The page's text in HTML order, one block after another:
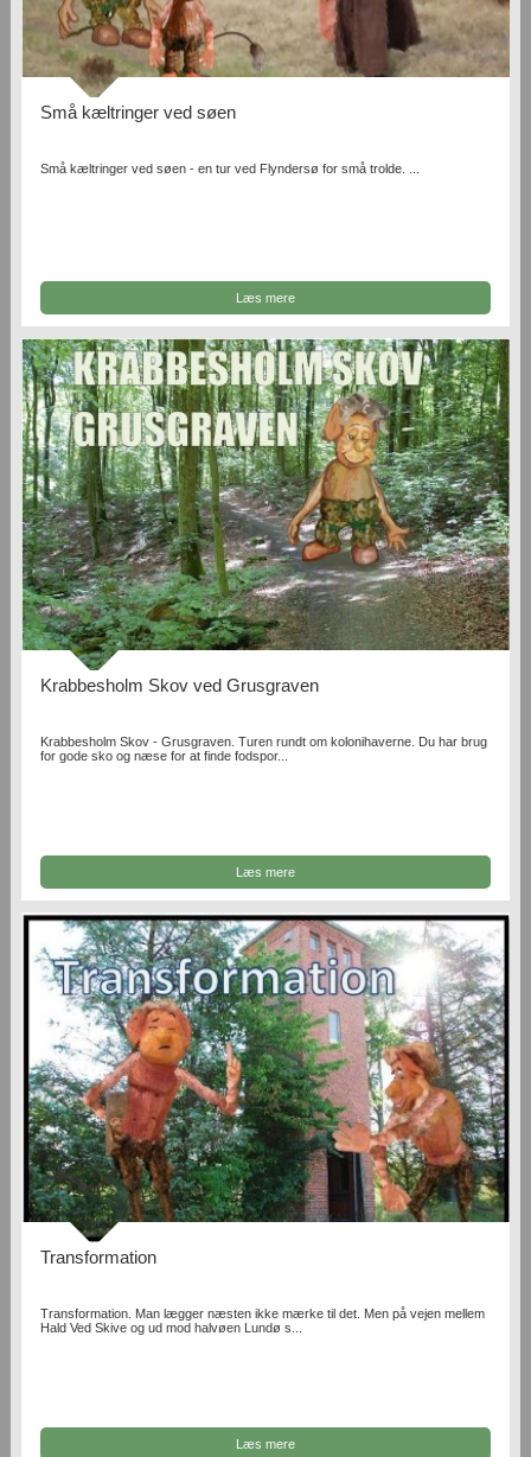
Små kæltringer ved søen
Små kæltringer ved søen - en tur ved Flyndersø for små trolde. ...
Læs mere
Krabbesholm Skov ved Grusgraven
Krabbesholm Skov - Grusgraven. Turen rundt om kolonihaverne. Du har brug
for gode sko og næse for at finde fodspor...
Læs mere
Transformation
Transformation. Man lægger næsten ikke mærke til det. Men på vejen mellem
Hald Ved Skive og ud mod halvøen Lundø s...
Læs mere